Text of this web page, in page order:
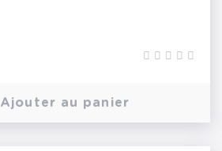
Ajouter au panier